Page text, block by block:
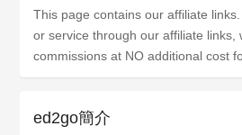
This page contains our affiliate
or service through our affiliate links,
commissions at NO additional cost
ed2go簡介